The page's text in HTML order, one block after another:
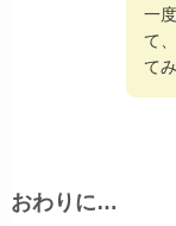
一
て
て
おわりに…